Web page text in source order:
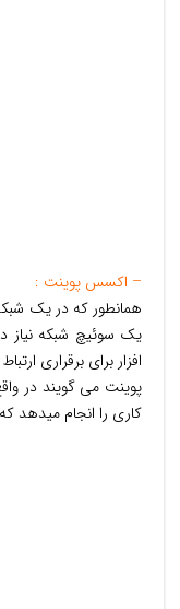
– اکسس پوینت :
همانطور که در یک شبکه
یک سوئیچ شبکه نیاز
افزار برای برقراری
پوینت می گویند در
کاری را انجام میدهد